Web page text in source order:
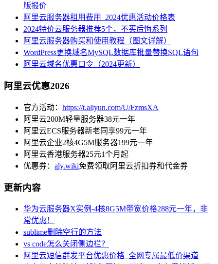
版报价
阿里云服务器租用费用_2024优惠活动价格表
2024特价云服务器推荐5个，不买后悔系列
阿里云服务器购买和使用教程（图文详解）
WordPress更换域名MySQL数据库批量替换SQL语句
阿里云域名优惠口令（2024更新）
阿里云优惠2026
官方活动： https://t.aliyun.com/U/FzmsXA
阿里云200M轻量服务器38元一年
阿里云ECS服务器新老同享99元一年
阿里云企业2核4G5M服务器199元一年
阿里云香港服务器25元1个月起
优惠券： aly.wiki免费领取阿里云折扣券和代金券
更新内容
华为云服务器X实例-4核8G5M带宽价格288元一年，非
常优惠！
sublime删除空行的方法
vs code怎么关闭侧边栏？
阿里云短信群发平台优惠价格_全网专属最低价渠道